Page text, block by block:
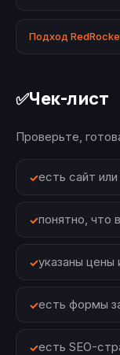
Подход
✅Чек-лист
Проверьте,
есть сайт
понятно, что
указаны цены
есть формы
есть SEO-